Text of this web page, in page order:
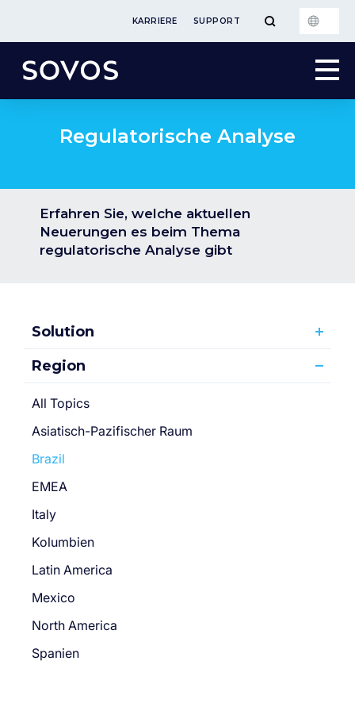
KARRIERE SUPPORT
Regulatorische Analyse
Erfahren Sie, welche aktuellen
Neuerungen es beim Thema
regulatorische Analyse gibt
Solution
Region
All Topics
Asiatisch-Pazifischer Raum
Brazil
EMEA
Italy
Kolumbien
Latin America
Mexico
North America
Spanien